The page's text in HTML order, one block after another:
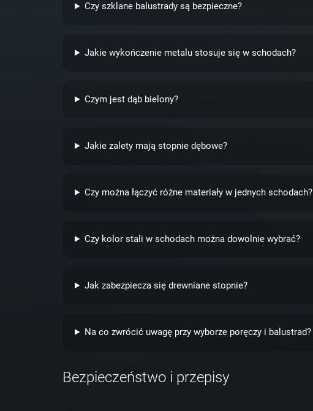
Czy szklane balustrady są bezpieczne?
Jakie wykończenie metalu stosuje się w schodach?
Czym jest dąb bielony?
Jakie zalety mają stopnie dębowe?
Czy można łączyć różne materiały w jednych schodach?
Czy kolor stali w schodach można dowolnie wybrać?
Jak zabezpiecza się drewniane stopnie?
Na co zwrócić uwagę przy wyborze poręczy i balustrad?
Bezpieczeństwo i przepisy